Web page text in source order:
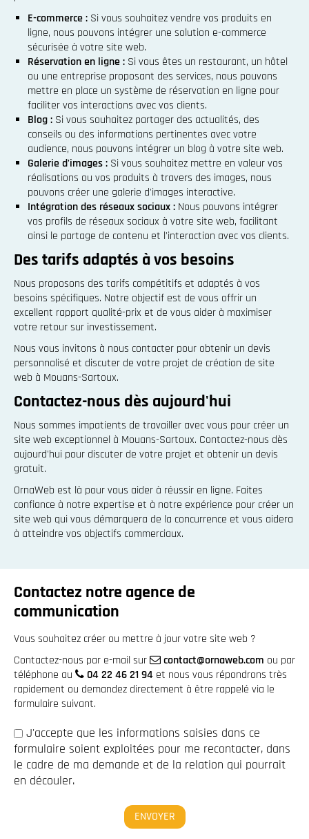
E-commerce : Si vous souhaitez vendre vos produits en
ligne, nous pouvons intégrer une solution e-commerce
sécurisée à votre site web.
Réservation en ligne : Si vous êtes un restaurant, un hôtel
ou une entreprise proposant des services, nous pouvons
mettre en place un système de réservation en ligne pour
faciliter vos interactions avec vos clients.
Blog : Si vous souhaitez partager des actualités, des
conseils ou des informations pertinentes avec votre
audience, nous pouvons intégrer un blog à votre site web.
Galerie d'images : Si vous souhaitez mettre en valeur vos
réalisations ou vos produits à travers des images, nous
pouvons créer une galerie d'images interactive.
Intégration des réseaux sociaux : Nous pouvons intégrer
vos profils de réseaux sociaux à votre site web, facilitant
ainsi le partage de contenu et l'interaction avec vos clients.
Des tarifs adaptés à vos besoins
Nous proposons des tarifs compétitifs et adaptés à vos
besoins spécifiques. Notre objectif est de vous offrir un
excellent rapport qualité-prix et de vous aider à maximiser
votre retour sur investissement.
Nous vous invitons à nous contacter pour obtenir un devis
personnalisé et discuter de votre projet de création de site
web à Mouans-Sartoux.
Contactez-nous dès aujourd'hui
Nous sommes impatients de travailler avec vous pour créer un
site web exceptionnel à Mouans-Sartoux. Contactez-nous dès
aujourd'hui pour discuter de votre projet et obtenir un devis
gratuit.
OrnaWeb est là pour vous aider à réussir en ligne. Faites
confiance à notre expertise et à notre expérience pour créer un
site web qui vous démarquera de la concurrence et vous aidera
à atteindre vos objectifs commerciaux.
Contactez notre agence de
communication
Vous souhaitez créer ou mettre à jour votre site web ?
Contactez-nous par e-mail sur
contact@ornaweb.com ou par
téléphone au
04 22 46 21 94 et nous vous répondrons très
rapidement ou demandez directement à être rappelé via le
formulaire suivant.
J'accepte que les informations saisies dans ce
formulaire soient exploitées pour me recontacter, dans
le cadre de ma demande et de la relation qui pourrait
en découler.